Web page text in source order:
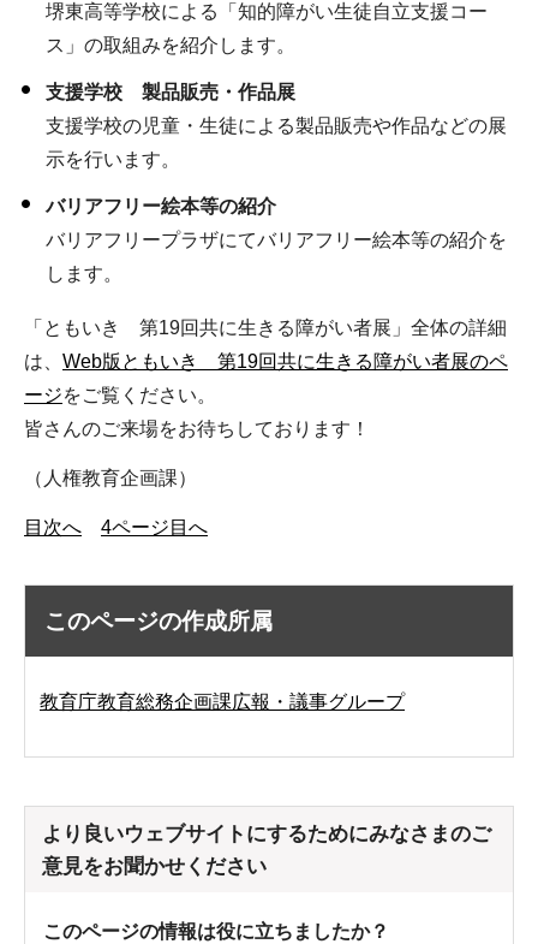
堺東高等学校による「知的障がい生徒自立支援コー
ス」の取組みを紹介します。
支援学校 製品販売・作品展
支援学校の児童・生徒による製品販売や作品などの展
示を行います。
バリアフリー絵本等の紹介
バリアフリープラザにてバリアフリー絵本等の紹介を
します。
「ともいき 第19回共に生きる障がい者展」全体の詳細
は、 Web版ともいき 第19回共に生きる障がい者展のペ
ージをご覧ください。
皆さんのご来場をお待ちしております！
（人権教育企画課）
目次へ 4ページ目へ
このページの作成所属
教育庁教育総務企画課広報・議事グループ
より良いウェブサイトにするためにみなさまのご
意見をお聞かせください
このページの情報は役に立ちましたか？